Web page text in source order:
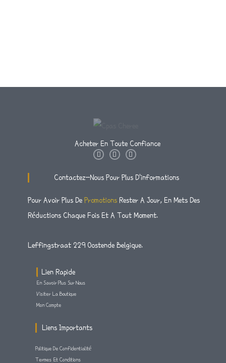
Acheter En Toute Confiance
I
T
A
T
T
F
E
O
K
F
Contactez-Nous Pour Plus D'informations
Pour Avoir Plus De Promotions Rester A Jour, En Mets Des
Réductions Chaque Fois Et A Tout Moment.
Leffingstraat 229 Oostende Belgique.
Lien Rapide
En Savoir Plus Sur Nous
Visiter La Boutique
Mon Compte
Liens Importants
Politique De Confidentialité
Termes Et Conditions